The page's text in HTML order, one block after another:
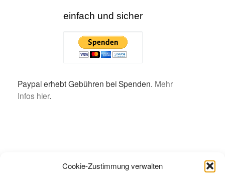
Cookie-Zustimmung verwalten
einfach und sicher
Paypal erhebt Gebühren bei Spenden. Mehr
Infos hier.